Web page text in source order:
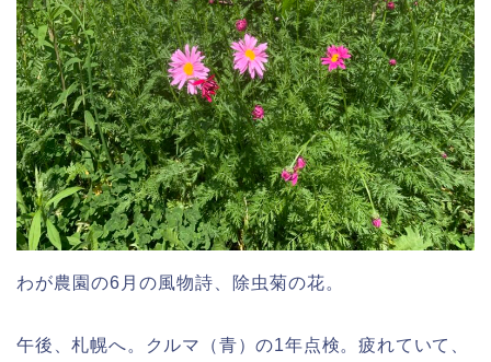
わが農園の6月の風物詩、除虫菊の花。
午後、札幌へ。クルマ（青）の1年点検。疲れていて、